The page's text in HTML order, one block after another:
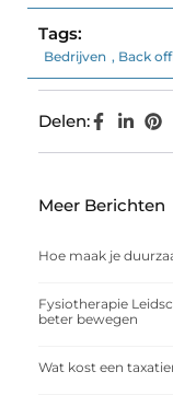
Tags:
Bedrijven , Back
Delen:
Meer Berichten
Hoe maak je
Fysiotherapie
beter bewegen
Wat kost een